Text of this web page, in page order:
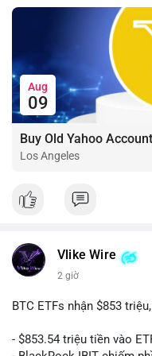
Aug
09
Buy Old Yahoo
Los Angeles
Vlike Wire
2 giờ
BTC ETFs nhận $853
- $853.54 triệu tiền vào